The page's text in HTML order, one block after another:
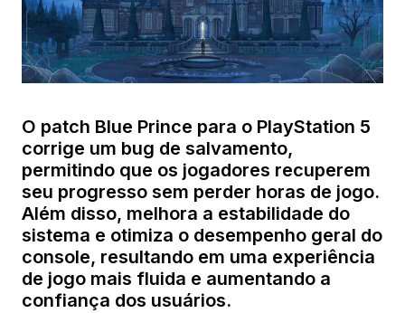
O patch Blue Prince para o PlayStation 5
corrige um bug de salvamento,
permitindo que os jogadores recuperem
seu progresso sem perder horas de jogo.
Além disso, melhora a estabilidade do
sistema e otimiza o desempenho geral do
console, resultando em uma experiência
de jogo mais fluida e aumentando a
confiança dos usuários.